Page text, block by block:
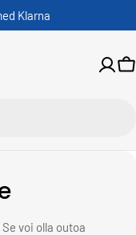
Klarna
voi olla outoa